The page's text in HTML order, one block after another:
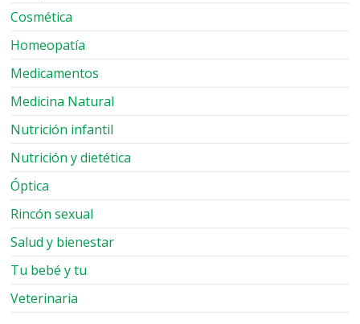
Cosmética
Homeopatía
Medicamentos
Medicina Natural
Nutrición infantil
Nutrición y dietética
Óptica
Rincón sexual
Salud y bienestar
Tu bebé y tu
Veterinaria